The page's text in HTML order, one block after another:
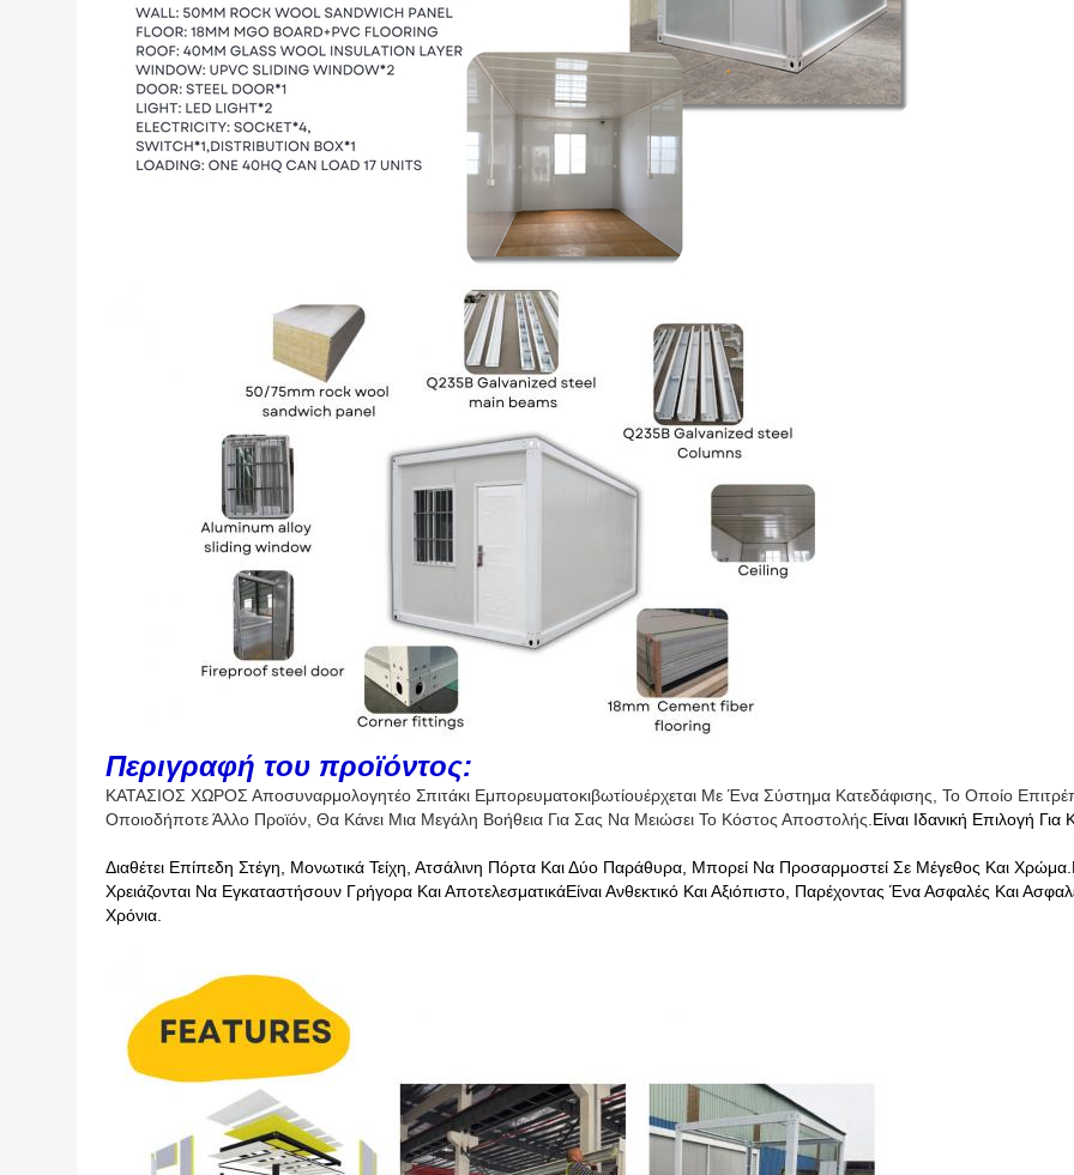
Περιγραφή του προϊόντος:
ΚΑΤΑΣΙΟΣ ΧΩΡΟΣ Αποσυναρμολογητέο Σπιτάκι ΕμπορευματοκιβωτίουΈρχεται Με Ένα Σύστημα Κατεδάφισης, Το Οποίο
Οποιοδήποτε Άλλο Προϊόν, Θα Κάνει Μια Μεγάλη Βοήθεια Για Σας Να Μειώσει Το Κόστος Αποστολής. Είναι Ιδανική Επιλογή
Διαθέτει Επίπεδη Στέγη, Μονωτικά Τείχη, Ατσάλινη Πόρτα Και Δύο Παράθυρα, Μπορεί Να Προσαρμοστεί Σε Μέγεθος Και
Χρειάζονται Να Εγκαταστήσουν Γρήγορα Και ΑποτελεσματικάΕίναι Ανθεκτικό Και Αξιόπιστο, Παρέχοντας Ένα Ασφαλές Και
Χρόνια.